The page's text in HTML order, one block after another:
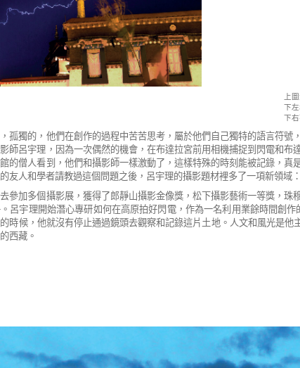
上
下
下
孤獨的，他們在創作的過程中苦苦思考，屬於他們自己獨特的語言符號
影師呂宇理，因為一次偶然的機會，在布達拉宮前用相機捕捉到閃電和布
的僧人看到，他們和攝影師一樣激動了，這樣特殊的時刻能被記錄，
友人和學者請教過這個問題之後，呂宇理的攝影題材裡多了一項新領域
參加多個攝影展，獲得了郎靜山攝影金像獎，松下攝影藝術一等獎，珠
呂宇理開始潛心專研如何在高原拍好閃電，作為一名利用業餘時間創作
時候，他就沒有停止通過鏡頭去觀察和記錄這片土地。人文和風光是他
西藏。